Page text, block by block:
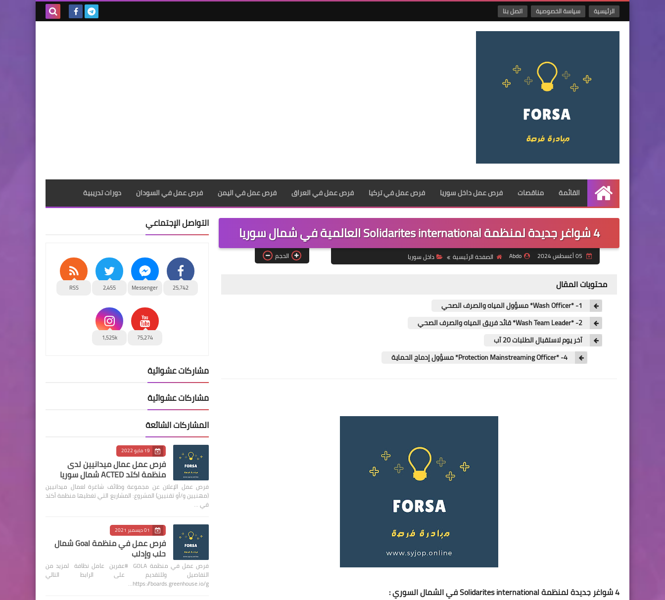
الرئيسية سياسة الخصوصية اتصل بنا
الرئيسية
القائمة مناقصات فرص عمل داخل سوريا فرص عمل في تركيا فرص عمل في العراق فرص عمل في اليمن فرص عمل في السودان دورات تدريبية
4 شواغر جديدة لمنظمة Solidarites international العالمية في شمال سوريا
Abdo الصفحة الرئيسية داخل سوريا الحجم
محتويات المقال
1- *Wash Officer* مسؤول المياه والصرف الصحي
2- *Wash Team Leader* قائد فريق المياه والصرف الصحي
آخر يوم لاستقبال الطلبات 20 آب
4- *Protection Mainstreaming Officer* مسؤول إدماج الحماية
4 شواغر جديدة لمنظمة Solidarites international في الشمال السوري :
التواصل الإجتماعي
25,742
Messenger
2,455
RSS
75,274
1,525k
مشاركات عشوائية
مشاركات عشوائية
المشاركات الشائعة
19 مايو 2022
فرص عمل عمال ميدانيين لدى
منظمة اكتد ACTED شمال سوريا
فرص عمل الإعلان عن مجموعة وظائف شاغرة لعمال ميدانيين
(مهنيين و/أو تقنيين) المشروع: المشاريع التي تغطيها منظمة أكتد
في …
01 ديسمبر 2021
فرص عمل في منظمة Goal شمال
حلب وإدلب
فرص عمل في منظمة GOLA #عفرين عامل نظافة لمزيد من
التفاصيل وللتقديم على الرابط التالي
https://boards.greenhouse.io/g…